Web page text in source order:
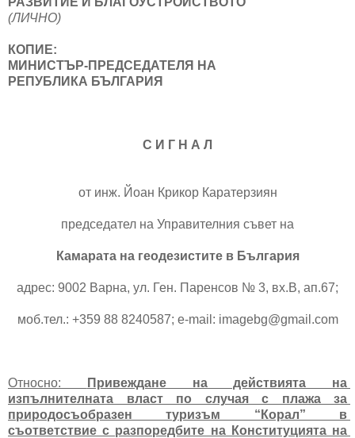
(ЛИЧНО)
КОПИЕ:
МИНИСТЪР-ПРЕДСЕДАТЕЛЯ НА
РЕПУБЛИКА БЪЛГАРИЯ
С И Г Н А Л
от инж. Йоан Крикор Каратерзиян
председател на Управителния съвет на
Камарата на геодезистите в България
адрес: 9002 Варна, ул. Ген. Паренсов № 3, вх.В, ап.67;
моб.тел.: +359 88 8240587; e-mail: imagebg@gmail.com
Относно:
Привеждане на действията на
изпълнителната власт по случая с плажа за
природосъобразен туризъм “Корал” в
съответствие с разпоредбите на Конституцията на